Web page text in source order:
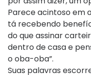
Parece acintoso em
tá recebendo
do que assinar
dentro de casa e
o oba-oba”.
Suas palavras